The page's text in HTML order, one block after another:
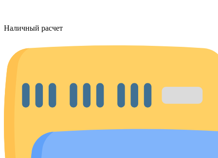
Наличный расчет